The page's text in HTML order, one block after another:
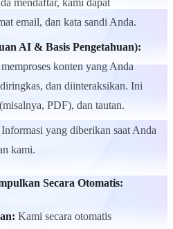
mendaftar, kami dapat
email, dan kata sandi Anda.
AI & Basis Pengetahuan):
konten yang Anda
dan diinteraksikan. Ini
PDF), dan tautan.
Informasi yang diberikan saat Anda
kami.
Secara Otomatis:
Kami secara otomatis